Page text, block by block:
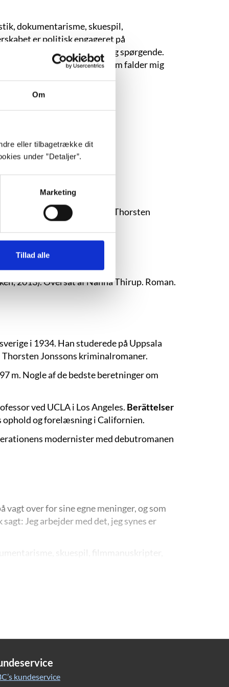
Om
eller tilbagetrække dit
under ”Detaljer”.
Marketing
Tillad alle
dokumentarisme, skuespil,
er politisk engageret på
regel er pointen flertydig og spørgende.
vigtigt, og helst i en form, som falder mig
M.A. med et speciale om Thorsten
2013). Oversat af Nanna Thirup. Roman.
i 1934. Han studerede på Uppsala
Jonssons kriminalromaner.
m. Nogle af de bedste beretninger om
ved UCLA i Los Angeles. Berättelser
og forelæsning i Californien.
modernister med debutromanen
over for sine egne meninger, og som
Jeg arbejder med det, jeg synes er
skuespil, filmmanuskripter,
kundeservice